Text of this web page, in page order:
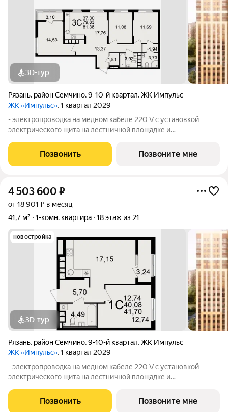
3D-тур
Рязань, район Семчино,9-10-й квартал,ЖК Импульс
ЖК «Импульс», 1 квартал 2029
- электропроводка на медном кабеле 220 V с установкой
электрического щита на лестничной площадке и
стен, кроме стен лоджий, откосов дверных и оконных
проемов, ниш прохождения стояков
Позвонить Позвоните мне
4 503 600 ₽
от 18 901 ₽ в месяц
41,7 м²
1-комн. квартира 18 этаж из 21
новостройка
3D-тур
Рязань, район Семчино,9-10-й квартал,ЖК Импульс
ЖК «Импульс», 1 квартал 2029
- электропроводка на медном кабеле 220 V с установкой
электрического щита на лестничной площадке и
стен, кроме стен лоджий, откосов дверных и оконных
проемов, ниш прохождения стояков
Позвонить Позвоните мне